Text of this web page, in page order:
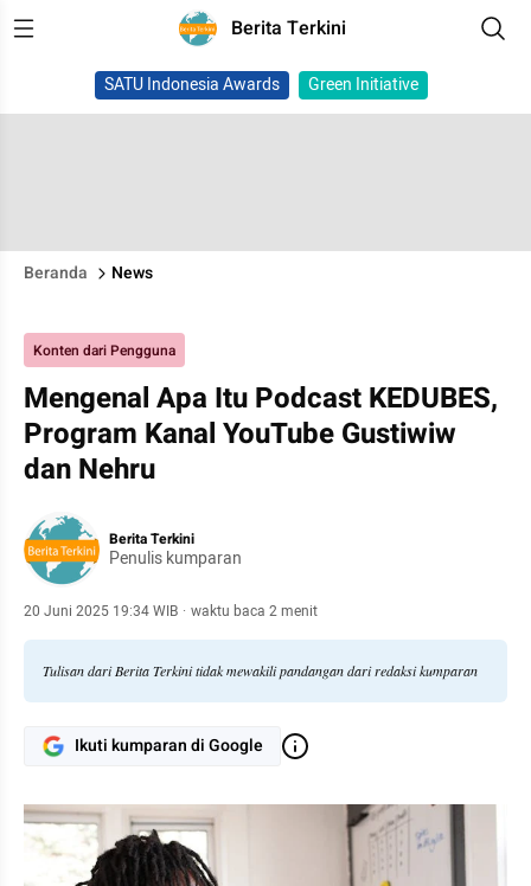
Berita Terkini
SATU Indonesia Awards Green Initiative
Beranda News
Konten dari Pengguna
Mengenal Apa Itu Podcast KEDUBES,
Program Kanal YouTube Gustiwiw
dan Nehru
Berita Terkini
Penulis kumparan
20 Juni 2025 19:34 WIB · waktu baca 2 menit
Tulisan dari Berita Terkini tidak mewakili pandangan dari redaksi kumparan
Ikuti kumparan di Google